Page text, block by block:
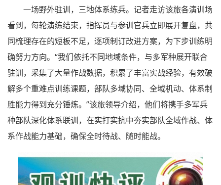
一场野外驻训，三地体系练兵。记者走访该旅各演训场
看到，每轮演练结束，指挥员与参训官兵立即展开复盘，共
同梳理存在的短板不足，逐项制订改进方案，为下步训练明
确努力方向。“我们依托不同地域条件，与多军种展开联合
驻训，采集了大量作战数据，积累了丰富实战经验，有效破
解多个重难点训练课题，部队多域协同、全域机动、体系制
胜能力得到充分锤炼。”该旅领导介绍，他们将携手多军兵
种部队深化体系联训，在实打实抗中夯实部队全域作战、体
系作战能力基础，确保全时待战、随时能战。